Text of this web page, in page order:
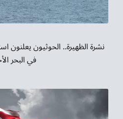
نشرة الظهيرة.. الحوثيون يعلنون
في البحر